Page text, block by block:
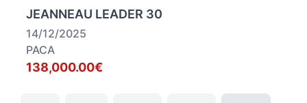
JEANNEAU LEADER 30
14/12/2025
PACA
138,000.00€